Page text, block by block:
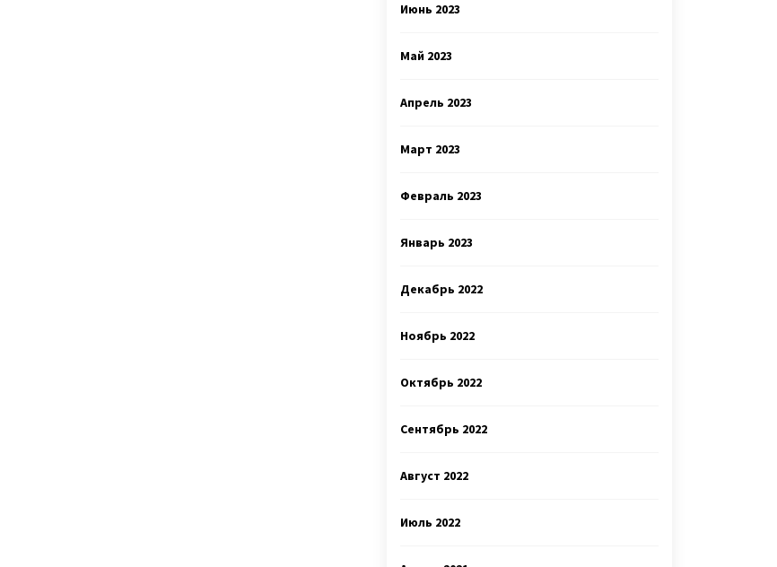
Июнь 2023
Май 2023
Апрель 2023
Март 2023
Февраль 2023
Январь 2023
Декабрь 2022
Ноябрь 2022
Октябрь 2022
Сентябрь 2022
Август 2022
Июль 2022